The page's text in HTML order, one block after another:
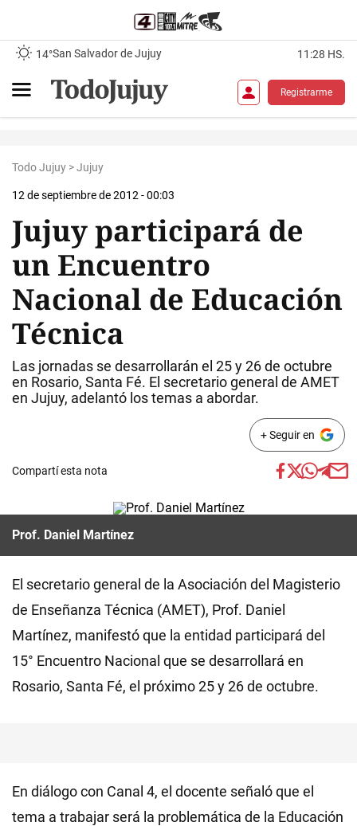
14°San Salvador de Jujuy 11:28 HS.
Registrarme
Todo Jujuy >Jujuy
12 de septiembre de 2012 - 00:03
Jujuy participará de
un Encuentro
Nacional de Educación
Técnica
Las jornadas se desarrollarán el 25 y 26 de octubre
en Rosario, Santa Fé. El secretario general de AMET
en Jujuy, adelantó los temas a abordar.
+ Seguir en
Compartí esta nota
Prof. Daniel Martínez
El secretario general de la Asociación del Magisterio
de Enseñanza Técnica (AMET), Prof. Daniel
Martínez, manifestó que la entidad participará del
15° Encuentro Nacional que se desarrollará en
Rosario, Santa Fé, el próximo 25 y 26 de octubre.
En diálogo con Canal 4, el docente señaló que el
tema a trabajar será la problemática de la Educación